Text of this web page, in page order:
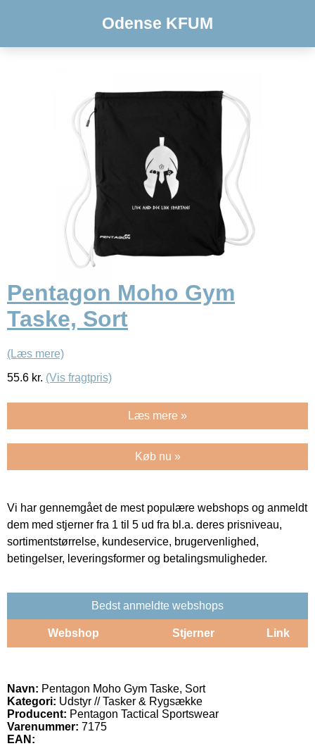
Odense KFUM
Pentagon Moho Gym
Taske, Sort
(Læs mere)
55.6 kr. (Vis fragtpris)
Læs mere »
Køb nu »
Vi har gennemgået de mest populære webshops og anmeldt
dem med stjerner fra 1 til 5 ud fra bl.a. deres prisniveau,
sortimentstørrelse, kundeservice, brugervenlighed,
betingelser, leveringsformer og betalingsmuligheder.
Bedst anmeldte webshops
Webshop Stjerner Link
Navn: Pentagon Moho Gym Taske, Sort
Kategori: Udstyr // Tasker & Rygsække
Producent: Pentagon Tactical Sportswear
Varenummer: 7175
EAN: